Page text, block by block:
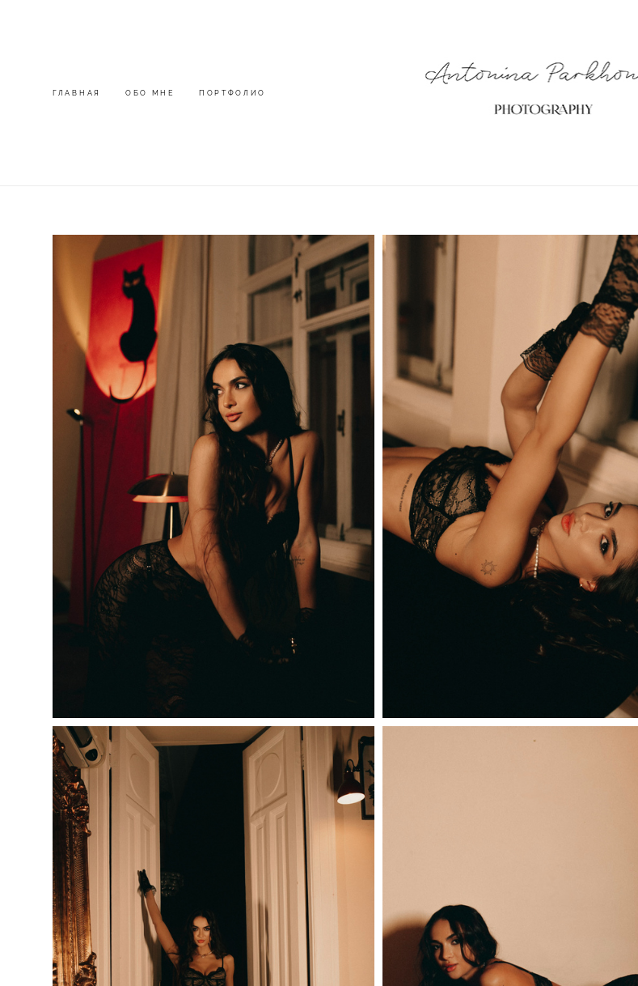
ГЛАВНАЯ ОБО МНЕ ПОРТФОЛИО
ГЛАВНАЯ ОБО МНЕ ПОРТФОЛИО